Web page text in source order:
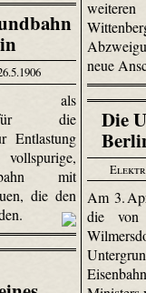
neue
als
für die
Entlastung
mit
die den
Die
Am 3.
die von